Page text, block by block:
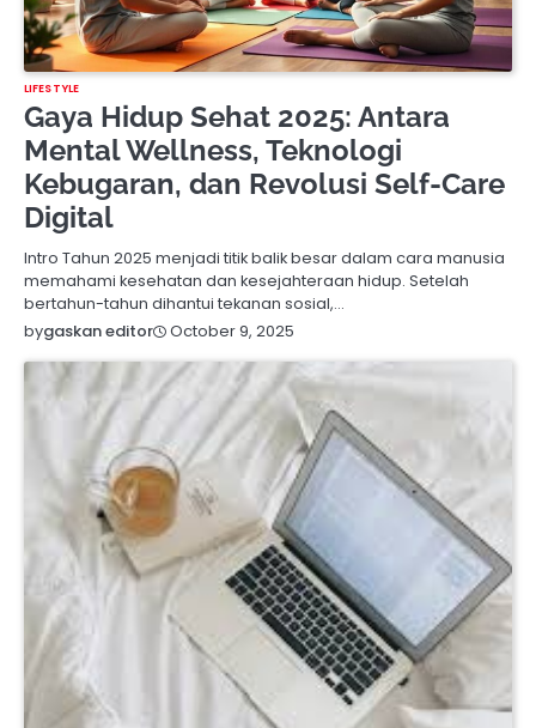
LIFESTYLE
Gaya Hidup Sehat 2025: Antara
Mental Wellness, Teknologi
Kebugaran, dan Revolusi Self-Care
Digital
Intro Tahun 2025 menjadi titik balik besar dalam cara manusia
memahami kesehatan dan kesejahteraan hidup. Setelah
bertahun-tahun dihantui tekanan sosial,…
bygaskan editor October 9, 2025